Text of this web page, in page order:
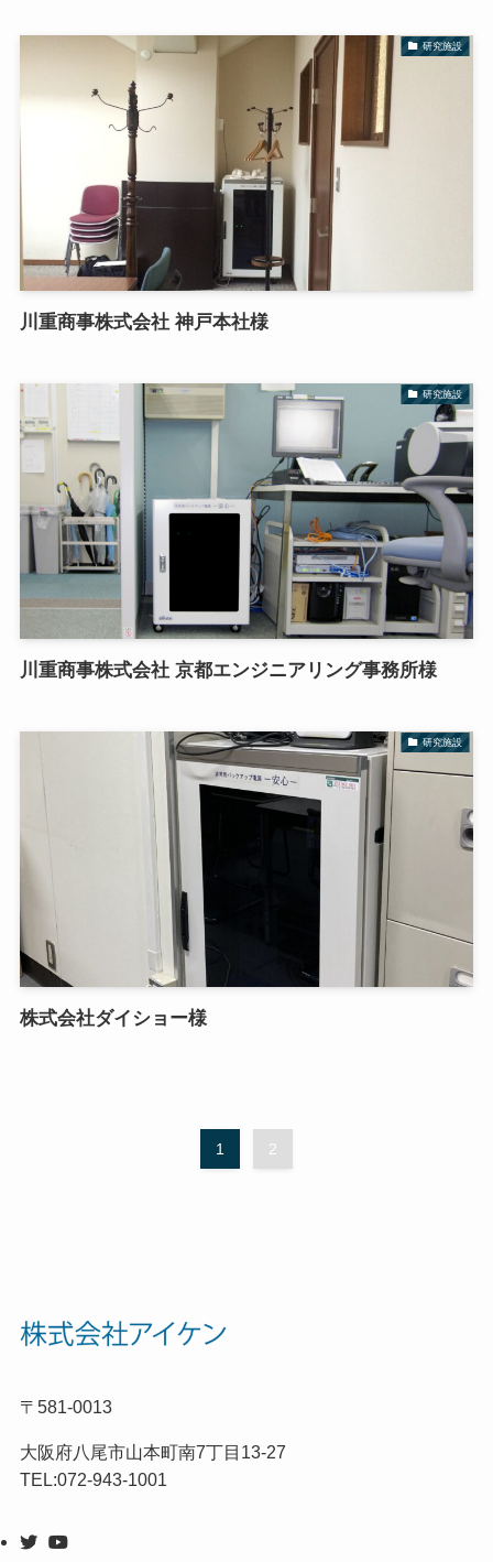
研究施設
川重商事株式会社 神戸本社様
研究施設
川重商事株式会社 京都エンジニアリング事務所様
研究施設
株式会社ダイショー様
1 2
〒581-0013
大阪府八尾市山本町南7丁目13-27
TEL:072-943-1001